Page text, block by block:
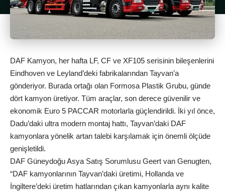
DAF Kamyon, her hafta LF, CF ve XF105 serisinin bileşenlerini
Eindhoven ve Leyland’deki fabrikalarından Tayvan’a
gönderiyor. Burada ortağı olan Formosa Plastik Grubu, günde
dört kamyon üretiyor. Tüm araçlar, son derece güvenilir ve
ekonomik Euro 5 PACCAR motorlarla güçlendirildi. İki yıl önce,
Dadu’daki ultra modern montaj hattı, Tayvan’daki DAF
kamyonlara yönelik artan talebi karşılamak için önemli ölçüde
genişletildi.
DAF Güneydoğu Asya Satış Sorumlusu Geert van Genugten,
“DAF kamyonlarının Tayvan’daki üretimi, Hollanda ve
İngiltere’deki üretim hatlarından çıkan kamyonlarla aynı kalite